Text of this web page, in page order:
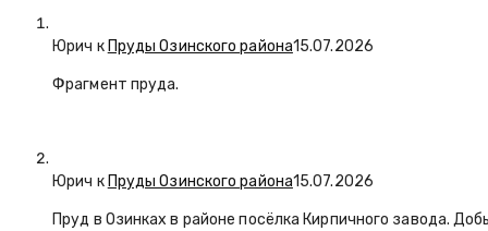
Юрич к Пруды Озинского района15.07.2026
Фрагмент пруда.
Юрич к Пруды Озинского района15.07.2026
Пруд в Озинках в районе посёлка Кирпичного завода.